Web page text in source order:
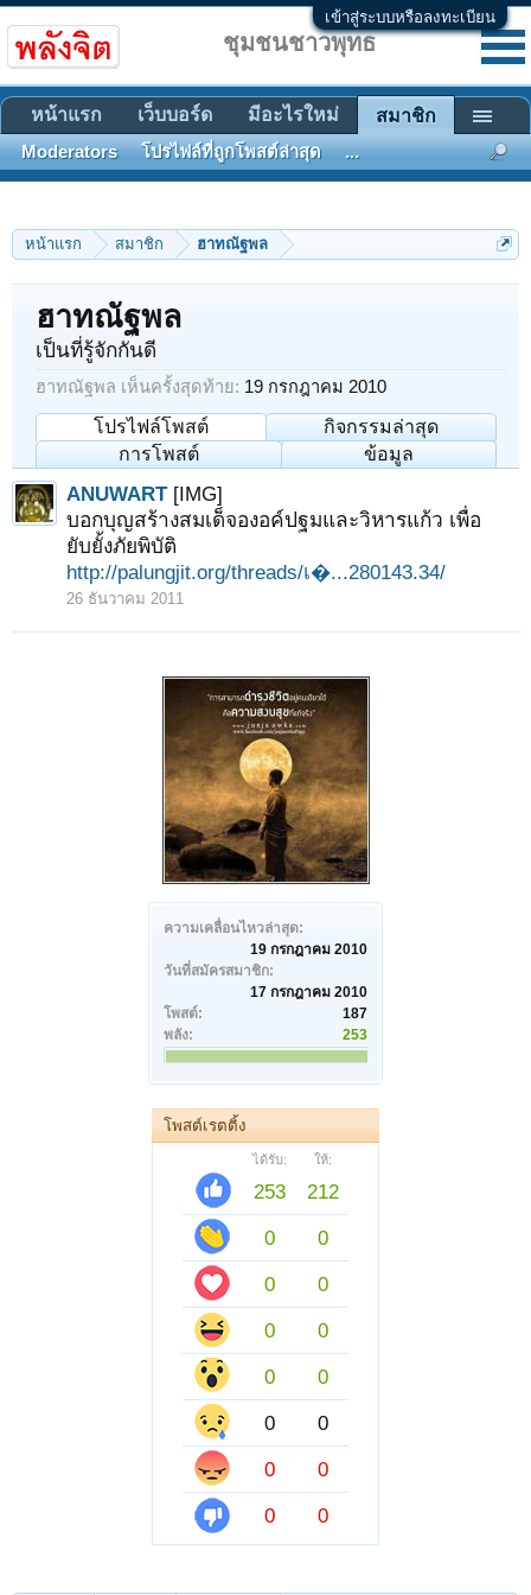
เข้าสู่ระบบหรือลงทะเบียน
หน้าแรก สมาชิก ฮาทณัฐพล
ความเคลื่อนไหวล่าสุด:
19 กรกฎาคม 2010
วันที่สมัครสมาชิก:
17 กรกฎาคม 2010
โพสต์:
187
พลัง:
253
โพสต์เรตติ้ง
ได้รับ: ให้:
253
212
0
0
0
0
0
0
0
0
0
0
0
0
0
0
ฮาทณัฐพล
เป็นที่รู้จักกันดี
ฮาทณัฐพล เห็นครั้งสุดท้าย: 19 กรกฎาคม 2010
โปรไฟล์โพสต์
กิจกรรมล่าสุด
การโพสต์
ข้อมูล
ANUWART [IMG]
บอกบุญสร้างสมเด็จองอค์ปฐมและวิหารแก้ว เพื่อ
ยับยั้งภัยพิบัติ
http://palungjit.org/threads/เ�...280143.34/
26 ธันวาคม 2011
ชุมชนชาวพุทธ
หน้าแรก เว็บบอร์ด มีอะไรใหม่ สมาชิก
Moderators โปรไฟล์ที่ถูกโพสต์ล่าสุด ...